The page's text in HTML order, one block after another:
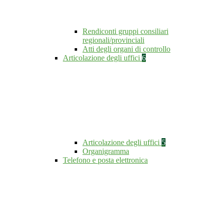
Rendiconti gruppi consiliari
regionali/provinciali
Atti degli organi di controllo
Articolazione degli uffici 6
Articolazione degli uffici 5
Organigramma
Telefono e posta elettronica